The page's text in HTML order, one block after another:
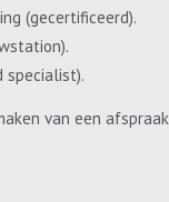
(gecertificeerd).
specialist).
van een